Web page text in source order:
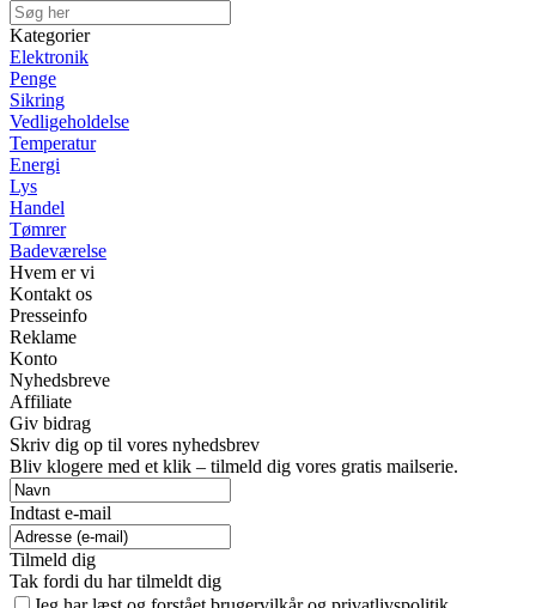
Kategorier
Elektronik
Penge
Sikring
Vedligeholdelse
Temperatur
Energi
Lys
Handel
Tømrer
Badeværelse
Hvem er vi
Kontakt os
Presseinfo
Reklame
Konto
Nyhedsbreve
Affiliate
Giv bidrag
Skriv dig op til vores nyhedsbrev
Bliv klogere med et klik – tilmeld dig vores gratis mailserie.
Indtast e-mail
Tilmeld dig
Tak fordi du har tilmeldt dig